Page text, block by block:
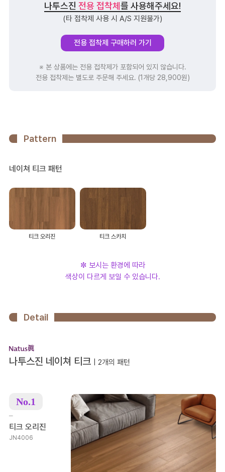
나투스진 전용 접착체 를 사용해주세요!
(타 접착제 사용 시 A/S 지원불가)
전용 접착제 구매하러 가기
※ 본 상품에는 전용 접착제가 포함되어 있지 않습니다.
전용 접착제는 별도로 주문해 주세요. (1개당 28,900원)
Pattern
네이쳐 티크 패턴
티크 오리진 티크 스카치
✼ 보시는 환경에 따라
색상이 다르게 보일 수 있습니다.
Detail
나투스진 네이쳐 티크 | 2개의 패턴
No.1
–
티크 오리진
JN4006